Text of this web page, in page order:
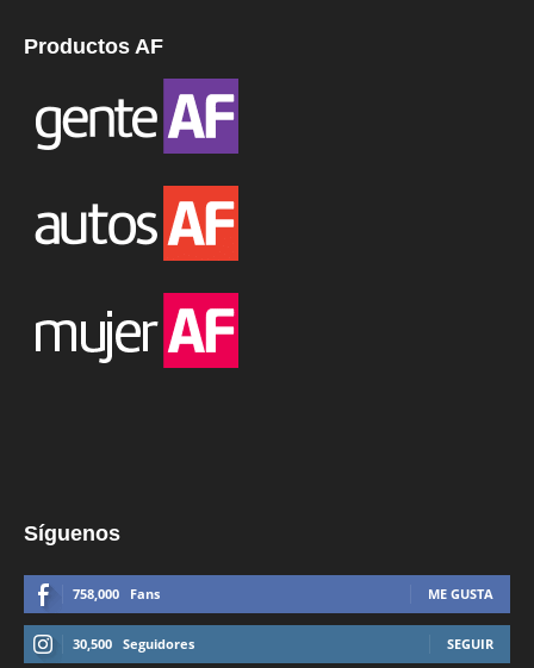
Productos AF
Síguenos
758,000 Fans ME GUSTA
30,500 Seguidores SEGUIR